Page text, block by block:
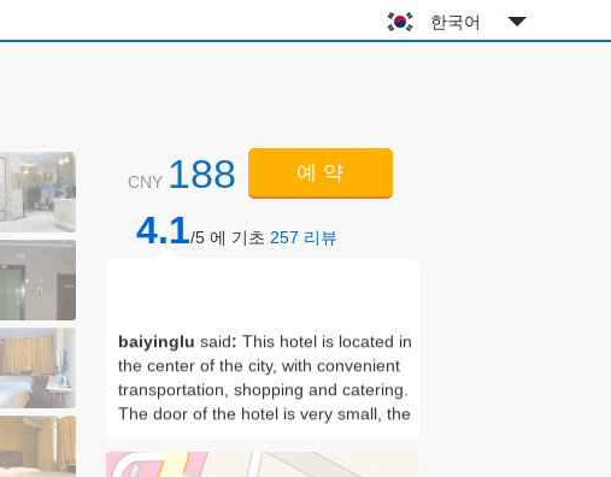
한국어
CNY 188 예 약
4.1/5 에 기초 257 리뷰
the center of the city, with convenient
transportation, shopping and catering.
The door of the hotel is very small, the
room is very large, and the
parking lot next to the hotel, 10 yuan a